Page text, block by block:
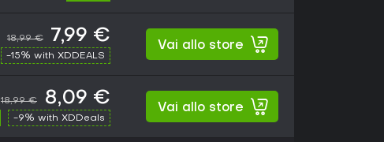
18,99 € 7,99 €
-15% with XDDEALS
Vai allo store
18,99 € 8,09 €
-9% with XDDeals
Vai allo store